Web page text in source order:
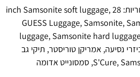
28 inch Samsonite soft luggage
,
GUESS Luggage, Samsonite,
luggage, Samsonite hard
נסיעה, אמריקן טוריסטר, תיקי גב
S'Cure,
, סמסונייט אדומה